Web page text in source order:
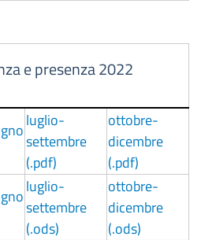
e presenza 2022
luglio-
settembre
(.pdf)
ottobre-
dicembre
(.pdf)
luglio-
settembre
(.ods)
ottobre-
dicembre
(.ods)